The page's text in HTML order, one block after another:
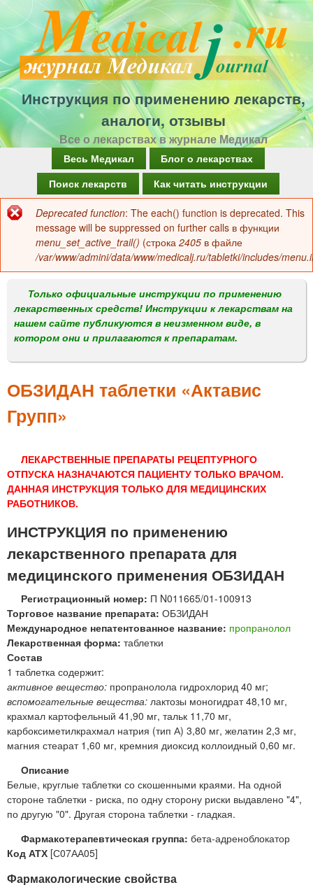
Перейти
к
основному
содержанию
Инструкция по применению лекарств,
аналоги, отзывы
Все о лекарствах в журнале Медикал
а
в
о
м
е
н
Весь Медикал
Блог о лекарствах
Поиск лекарств
Как читать инструкции
Сообщение
об
ошибке
Deprecated function: The each() function is deprecated. This
message will be suppressed on further calls в функции
menu_set_active_trail() (строка 2405 в файле
/var/www/admini/data/www/medicalj.ru/tabletki/includes/
Только официальные инструкции по применению
лекарственных средств! Инструкции к лекарствам на
нашем сайте публикуются в неизменном виде, в
котором они и прилагаются к препаратам.
ОБЗИДАН таблетки «Актавис
Групп»
ЛЕКАРСТВЕННЫЕ ПРЕПАРАТЫ РЕЦЕПТУРНОГО
ОТПУСКА НАЗНАЧАЮТСЯ ПАЦИЕНТУ ТОЛЬКО ВРАЧОМ.
ДАННАЯ ИНСТРУКЦИЯ ТОЛЬКО ДЛЯ МЕДИЦИНСКИХ
РАБОТНИКОВ.
ИНСТРУКЦИЯ по применению
лекарственного препарата для
медицинского применения ОБЗИДАН
Регистрационный номер: П N011665/01-100913
Торговое название препарата: ОБЗИДАН
Международное непатентованное название: пропранолол
Лекарственная форма: таблетки
Состав
1 таблетка содержит:
активное вещество: пропранолола гидрохлорид 40 мг;
вспомогательные вещества: лактозы моногидрат 48,10 мг,
крахмал картофельный 41,90 мг, тальк 11,70 мг,
карбоксиметилкрахмал натрия (тип А) 3,80 мг, желатин 2,3 мг,
магния стеарат 1,60 мг, кремния диоксид коллоидный 0,60 мг.
Описание
Белые, круглые таблетки со скошенными краями. На одной
стороне таблетки - риска, по одну сторону риски выдавлено "4",
по другую "0". Другая сторона таблетки - гладкая.
Фармакотерапевтическая группа: бета-адреноблокатор
Код АТХ [С07АА05]
Фармакологические свойства